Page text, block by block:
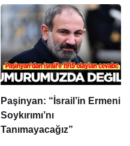
Paşinyan: “İsrail’in Ermeni
Soykırımı’nı
Tanımayacağız”